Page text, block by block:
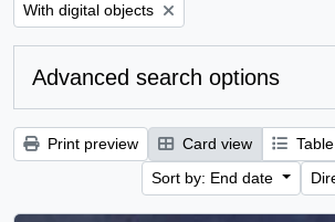
Remove filter:
With digital objects
Advanced search options
Print preview Card view
Sort by: End date